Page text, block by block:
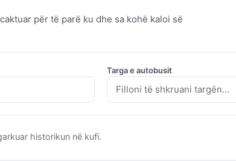
për të parë ku dhe sa kohë kaloi së
Targa e autobusit
historikun në kufi.